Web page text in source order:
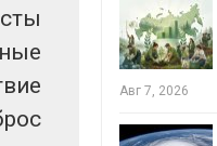
почти
вес
Авг 7, 2026